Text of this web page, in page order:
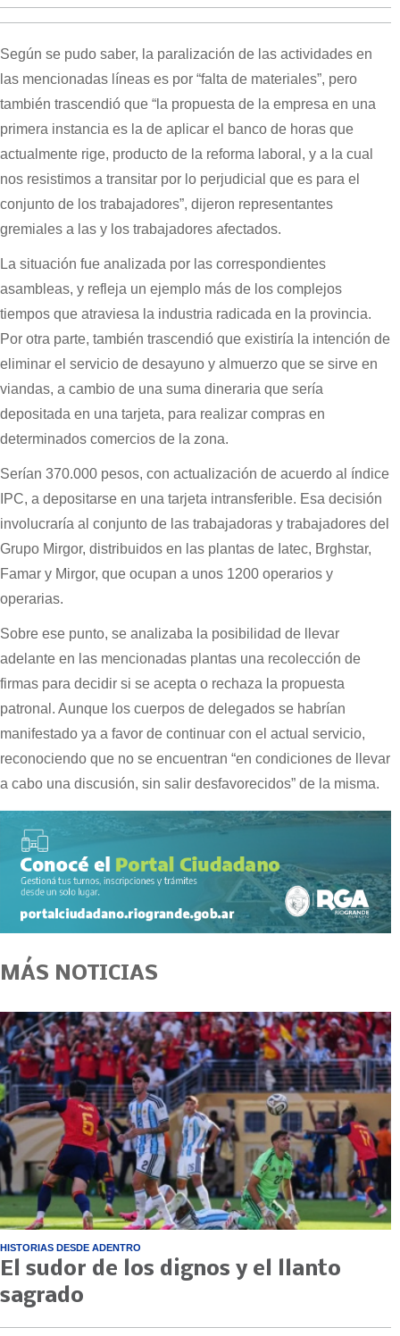
Según se pudo saber, la paralización de las actividades en
las mencionadas líneas es por “falta de materiales”, pero
también trascendió que “la propuesta de la empresa en una
primera instancia es la de aplicar el banco de horas que
actualmente rige, producto de la reforma laboral, y a la cual
nos resistimos a transitar por lo perjudicial que es para el
conjunto de los trabajadores”, dijeron representantes
gremiales a las y los trabajadores afectados.
La situación fue analizada por las correspondientes
asambleas, y refleja un ejemplo más de los complejos
tiempos que atraviesa la industria radicada en la provincia.
Por otra parte, también trascendió que existiría la intención de
eliminar el servicio de desayuno y almuerzo que se sirve en
viandas, a cambio de una suma dineraria que sería
depositada en una tarjeta, para realizar compras en
determinados comercios de la zona.
Serían 370.000 pesos, con actualización de acuerdo al índice
IPC, a depositarse en una tarjeta intransferible. Esa decisión
involucraría al conjunto de las trabajadoras y trabajadores del
Grupo Mirgor, distribuidos en las plantas de Iatec, Brghstar,
Famar y Mirgor, que ocupan a unos 1200 operarios y
operarias.
Sobre ese punto, se analizaba la posibilidad de llevar
adelante en las mencionadas plantas una recolección de
firmas para decidir si se acepta o rechaza la propuesta
patronal. Aunque los cuerpos de delegados se habrían
manifestado ya a favor de continuar con el actual servicio,
reconociendo que no se encuentran “en condiciones de llevar
a cabo una discusión, sin salir desfavorecidos” de la misma.
MÁS NOTICIAS
HISTORIAS DESDE ADENTRO
El sudor de los dignos y el llanto
sagrado